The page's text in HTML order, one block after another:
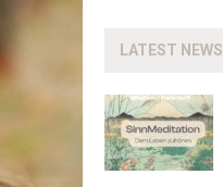
LATEST NEWS